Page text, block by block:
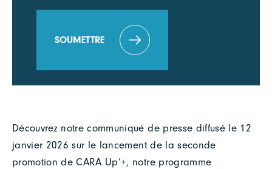
Découvrez notre communiqué de presse diffusé le 12
janvier 2026 sur le lancement de la seconde
promotion de CARA Up’+, notre programme
SOUMETTRE